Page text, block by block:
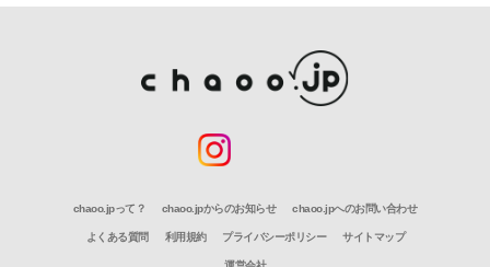
chaoo.jpって？ chaoo.jpからのお知らせ chaoo.jpへのお問い合わせ
よくある質問 利用規約 プライバシーポリシー サイトマップ